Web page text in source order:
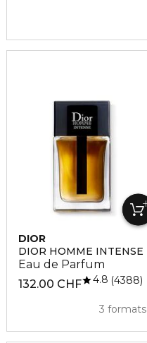
DIOR
DIOR HOMME INTENSE
Eau de Parfum
132.00 CHF
3 formats
4.8 4388